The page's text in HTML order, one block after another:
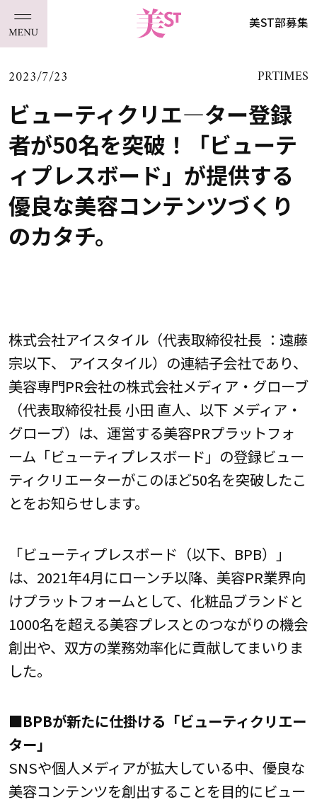
美ST部募集
2023/7/23 PRTIMES
ビューティクリエ―ター登録
者が50名を突破！「ビューテ
ィプレスボード」が提供する
優良な美容コンテンツづくり
のカタチ。
株式会社アイスタイル（代表取締役社長 ：遠藤
宗以下、 アイスタイル）の連結子会社であり、
美容専門PR会社の株式会社メディア・グローブ
（代表取締役社長 小田 直人、以下 メディア・
グローブ）は、運営する美容PRプラットフォ
ーム「ビューティプレスボード」の登録ビュー
ティクリエーターがこのほど50名を突破したこ
とをお知らせします。
「ビューティプレスボード（以下、BPB）」
は、2021年4月にローンチ以降、美容PR業界向
けプラットフォームとして、化粧品ブランドと
1000名を超える美容プレスとのつながりの機会
創出や、双方の業務効率化に貢献してまいりま
した。
■BPBが新たに仕掛ける「ビューティクリエー
ター」
SNSや個人メディアが拡大している中、優良な
美容コンテンツを創出することを目的にビュー